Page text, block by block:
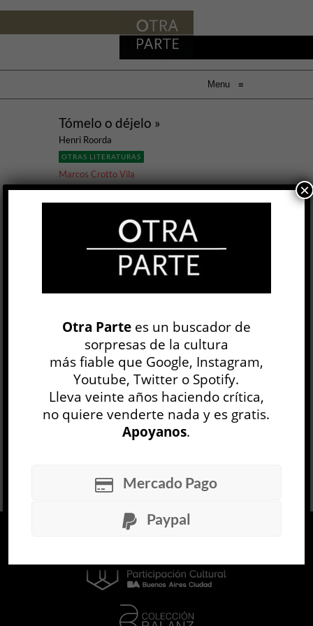
Menu ≡
Tómelo o déjelo »
Henri Roorda
OTRAS LITERATURAS
Marcos Crotto Vila
7 MAY, 2020
tierra hace décadas y cuyo recuerdo sucede con
muchísima más pena que gloria es una forma
arriesgada de resucitarlo. Sólo cuando se
cristalizan esos escritos en la coyuntura actual y
lo único que sale de ahí es luz nueva, o
devolverlo a la vida valió la pena.
Es el caso de Henri Roorda (Bruselas, 1870-
Lausana...
LEER MÁS
Otra Partees un buscador de
sorpresas de la cultura
más fiable que Google, Instagram,
Youtube, Twitter o Spotify.
Lleva veinte años haciendo crítica,
no quiere venderte nada y es gratis.
Apoyanos.
Mercado Pago
Paypal
×